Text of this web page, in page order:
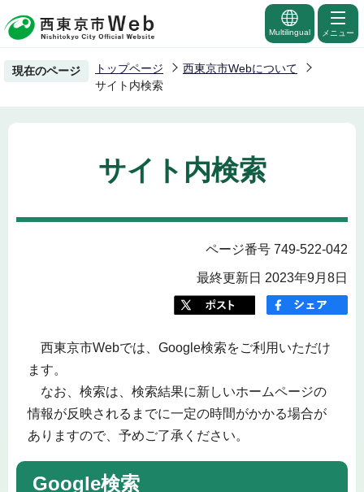
の
ー
Multilingual メニュー
現在のページ トップページ
西東京市Webについて
サイト内検索
サイト内検索
ページ番号 749-522-042
最終更新日 2023年9月8日
西東京市Webでは、Google検索をご利用いただけ
ます。
なお、検索は、検索結果に新しいホームページの
情報が反映されるまでに一定の時間がかかる場合が
ありますので、予めご了承ください。
Google検索